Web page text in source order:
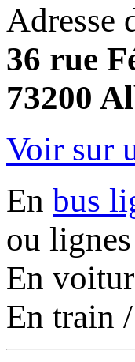
Adresse
36 rue
73200
Voir sur
En bus
ou
En
En train